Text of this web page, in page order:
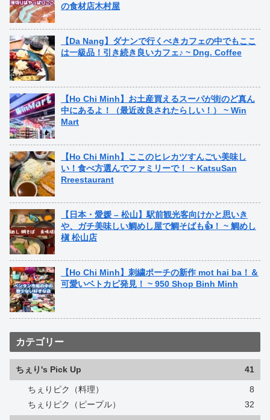
の食材店木村屋
【Da Nang】ダナンで行くべきカフェの中でもここ
は一級品！引き続き良いカフェ♪ ~ Dng. Coffee
【Ho Chi Minh】お土産買えるスーパが街のど真ん
中にあるよ！（最近改良されたらしい！） ~ Win
Mart
【Ho Chi Minh】ここのヒレカツすんごい美味し
い！食べ方選んでファミリーで！ ~ KatsuSan
Rreestaurant
【日本・愛媛 – 松山】駅前観光客向けかと思いき
や、ガチ美味しい鯛めし屋で鯛そばも👍！ ~ 鯛めし
槇 松山店
【Ho Chi Minh】刺繍ポーチの新作 mot hai ba！＆
可愛いベトカピ発見！ ~ 950 Shop Binh Minh
カテゴリー
ちぇり's Pick Up 41
ちぇりピク（料理）
8
ちぇりピク（ピープル）
32